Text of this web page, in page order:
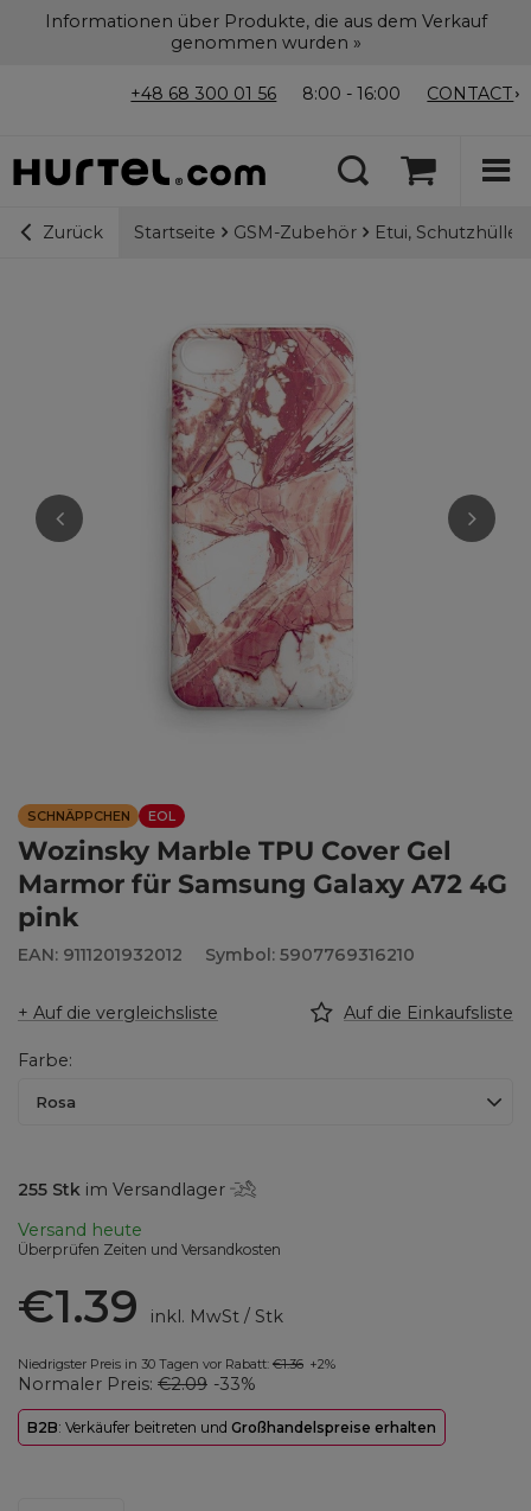
Informationen über Produkte, die aus dem Verkauf
genommen wurden »
+48 68 300 01 56 8:00 - 16:00 CONTACT
Zurück Startseite GSM-Zubehör Etui, Schutzhülle
SCHNÄPPCHEN EOL
Wozinsky Marble TPU Cover Gel
Marmor für Samsung Galaxy A72 4G
pink
EAN: 9111201932012 Symbol: 5907769316210
+ Auf die vergleichsliste Auf die Einkaufsliste
Farbe
Rosa
255 Stk im Versandlager
Versand heute
Überprüfen Zeiten und Versandkosten
€1.39 inkl. MwSt/ Stk
Niedrigster Preis in 30 Tagen vor Rabatt: €1.36 +2%
Normaler Preis: €2.09 -33%
B2B: Verkäufer beitreten und Großhandelspreise erhalten